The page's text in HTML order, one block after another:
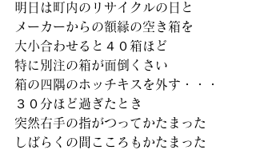
明日は町内のリサイクルの日と
メーカーからの額縁の空き箱を
大小合わせると４０箱ほど
特に別注の箱が面倒くさい
箱の四隅のホッチキスを外す・・・
３０分ほど過ぎたとき
突然右手の指がつってかたまった
しばらくの間こころもかたまった